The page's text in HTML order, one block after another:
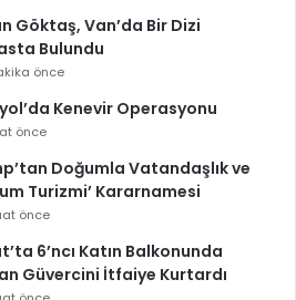
Göktaş, Van’da Bir Dizi
Bulundu
önce
Kenevir Operasyonu
önce
Doğumla Vatandaşlık ve
Turizmi’ Kararnamesi
önce
6’ncı Katın Balkonunda
Güvercini İtfaiye Kurtardı